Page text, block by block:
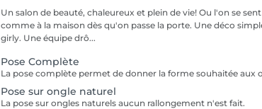
Un salon de beauté, chaleureux et plein de vie! Ou l'on se sent
comme à la maison dès qu'on passe la porte. Une déco simple et
girly. Une équipe drô...
Pose Complète
Pose sur ongle naturel
La pose sur ongles naturels aucun rallongement n'est fait.